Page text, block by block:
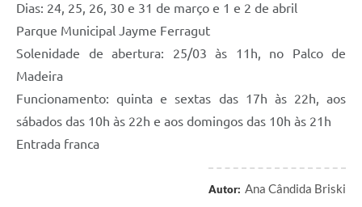
Dias: 24, 25, 26, 30 e 31 de março e 1 e 2 de abril
Parque Municipal Jayme Ferragut
Solenidade de abertura: 25/03 às 11h, no Palco de
Madeira
Funcionamento: quinta e sextas das 17h às 22h, aos
sábados das 10h às 22h e aos domingos das 10h às 21h
Entrada franca
Autor: Ana Cândida Briski